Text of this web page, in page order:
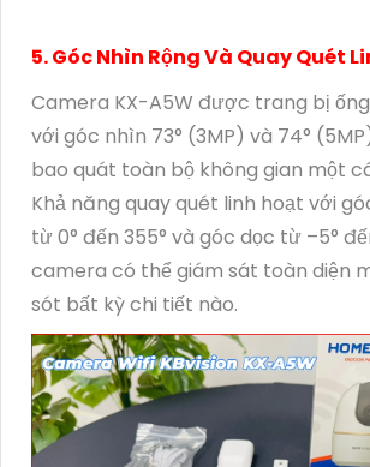
5. Góc Nhìn Rộng Và Quay Quét
Camera KX-A5W được trang bị
với góc nhìn 73° (3MP) và 74°
bao quát toàn bộ không gian một
Khả năng quay quét linh hoạt với
từ 0° đến 355° và góc dọc từ –5°
camera có thể giám sát toàn diện
sót bất kỳ chi tiết nào.